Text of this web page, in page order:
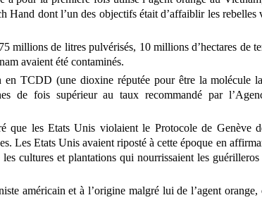
Hand dont l’un des objectifs était d’affaiblir les rebelles
millions de litres pulvérisés, 10 millions d’hectares de
avaient été contaminés.
en TCDD (une dioxine réputée pour être la molécule
de fois supérieur au taux recommandé par
que les Etats Unis violaient le Protocole de Genève
Les Etats Unis avaient riposté à cette époque en
cultures et plantations qui nourrissaient les
américain et à l’origine malgré lui de l’agent orange,